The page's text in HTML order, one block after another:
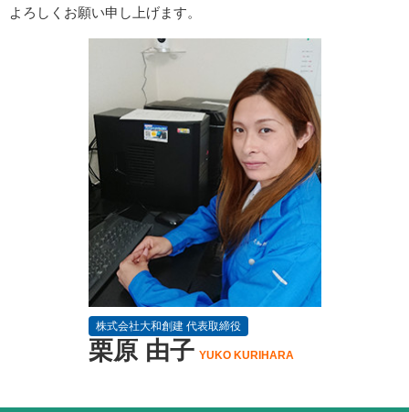
よろしくお願い申し上げます。
株式会社大和創建 代表取締役
栗原 由子 YUKO KURIHARA